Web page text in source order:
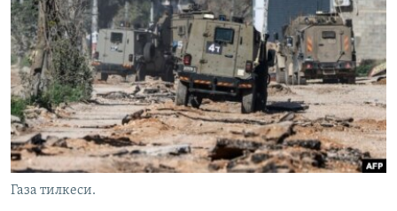
ЭЖЕ-СИҢДИЛЕР
АЗАТТЫК+
ЫҢГАЙСЫЗ СУРООЛОР
ОНЛАЙН ШЕРИНЕ
ЭЕ/АРнун бардык сайттары
Газа тилкеси.